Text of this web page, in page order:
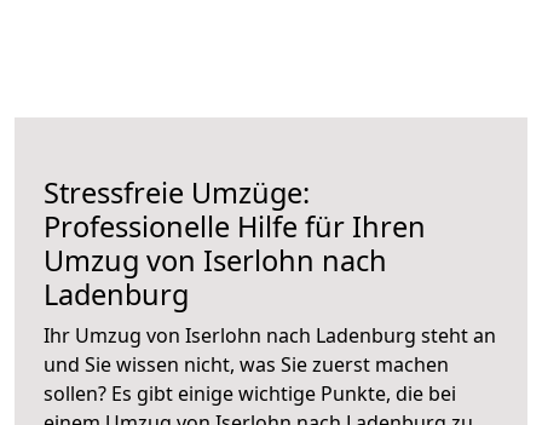
Stressfreie Umzüge:
Professionelle Hilfe für Ihren
Umzug von Iserlohn nach
Ladenburg
Ihr Umzug von Iserlohn nach Ladenburg steht an
und Sie wissen nicht, was Sie zuerst machen
sollen? Es gibt einige wichtige Punkte, die bei